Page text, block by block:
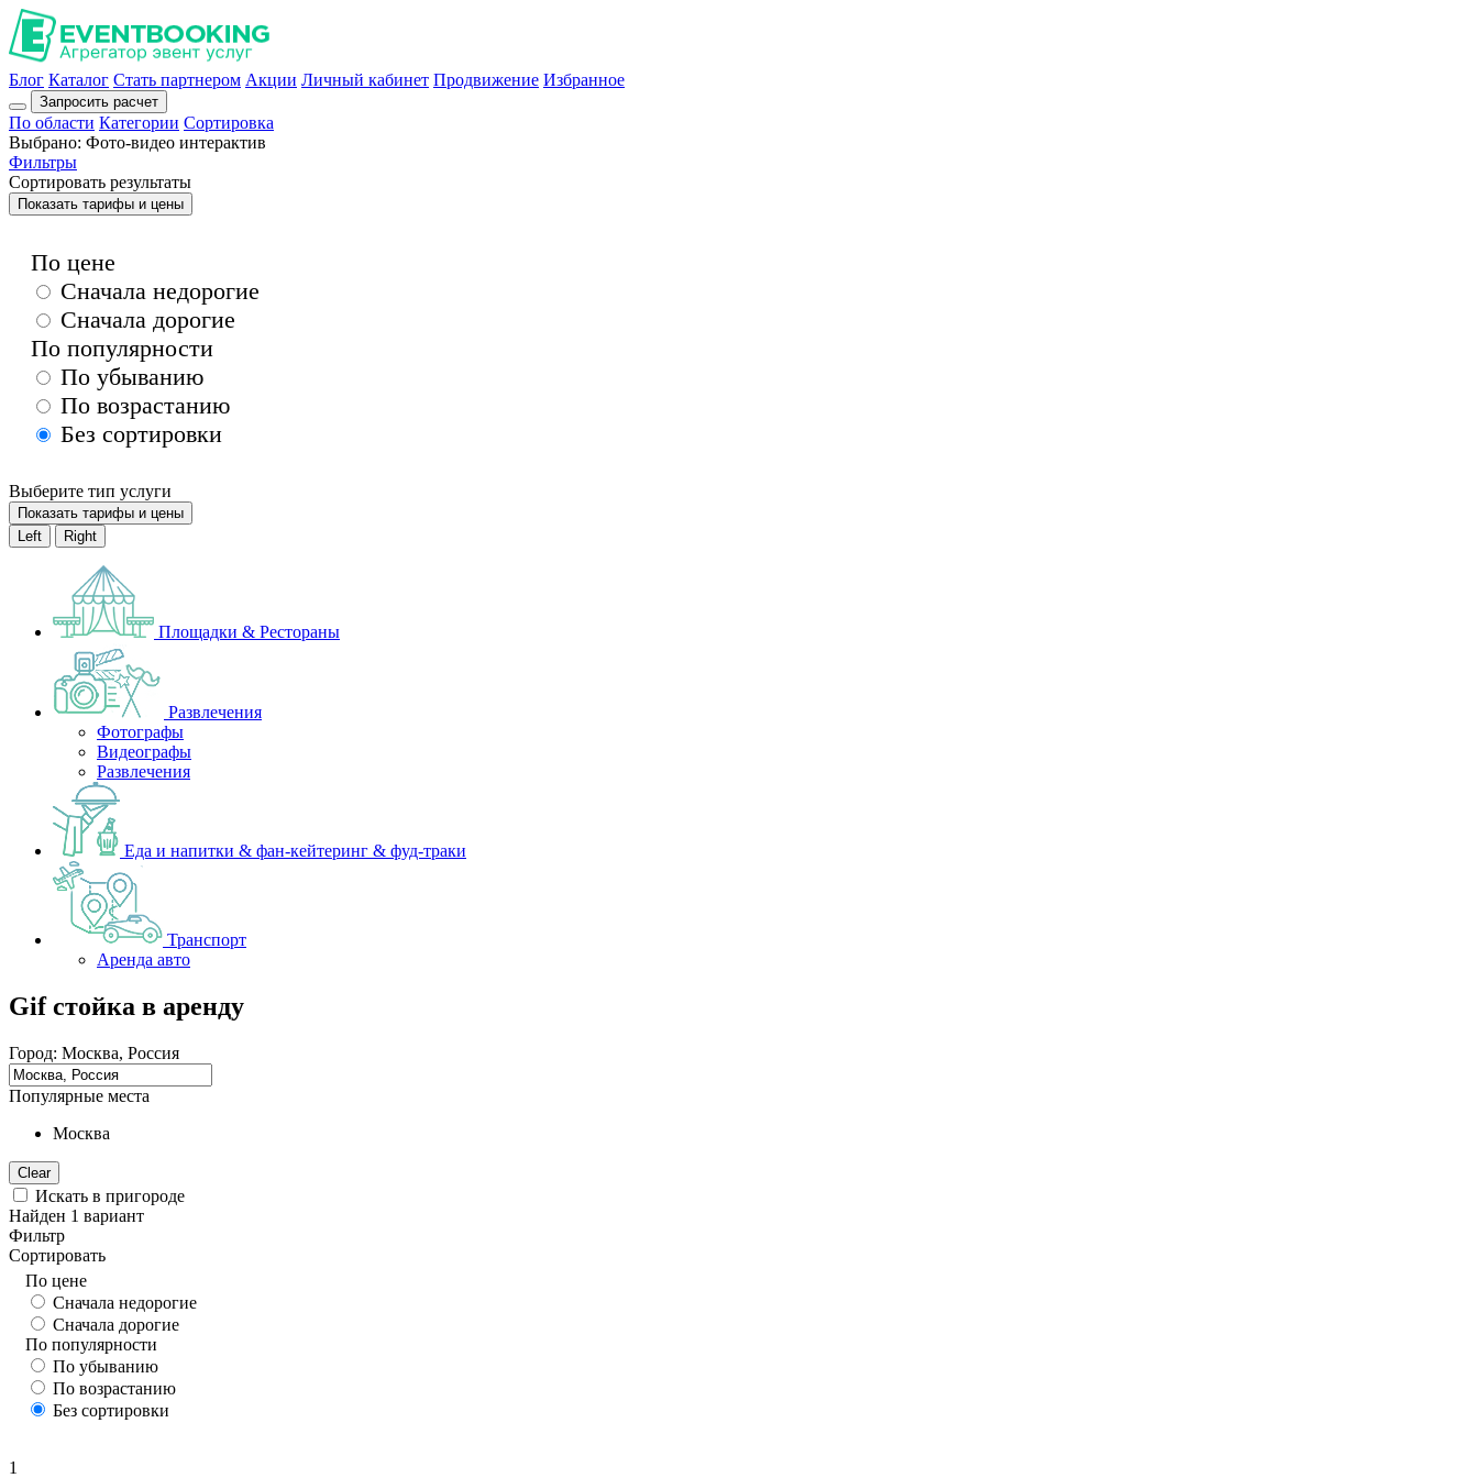
Блог Каталог Стать партнером Акции Личный кабинет Продвижение Избранное
Запросить расчет
По области Категории Сортировка
Выбрано: Фото-видео интерактив
Фильтры
Сортировать результаты
Показать тарифы и цены
По цене
Сначала недорогие
Сначала дорогие
По популярности
По убыванию
По возрастанию
Без сортировки
Выберите тип услуги
Показать тарифы и цены
Left
Right
Площадки & Рестораны
Развлечения
Фотографы
Видеографы
Развлечения
Еда и напитки & фан-кейтеринг & фуд-траки
Транспорт
Аренда авто
Gif стойка в аренду
Город: Москва, Россия
Популярные места
Москва
Clear
Искать в пригороде
Найден 1 вариант
Фильтр
Сортировать
По цене
Сначала недорогие
Сначала дорогие
По популярности
По убыванию
По возрастанию
Без сортировки
1